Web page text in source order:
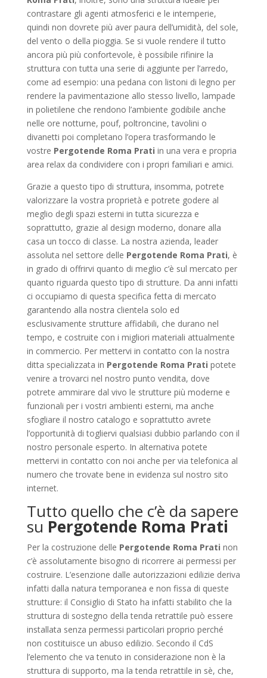
contrastare gli agenti atmosferici e le intemperie,
quindi non dovrete più aver paura dell’umidità, del sole,
del vento o della pioggia. Se si vuole rendere il tutto
ancora più più confortevole, è possibile rifinire la
struttura con tutta una serie di aggiunte per l’arredo,
come ad esempio: una pedana con listoni di legno per
rendere la pavimentazione allo stesso livello, lampade
in polietilene che rendono l’ambiente godibile anche
nelle ore notturne, pouf, poltroncine, tavolini o
divanetti poi completano l’opera trasformando le
vostre Pergotende Roma Prati in una vera e propria
area relax da condividere con i propri familiari e amici.
Grazie a questo tipo di struttura, insomma, potrete
valorizzare la vostra proprietà e potrete godere al
meglio degli spazi esterni in tutta sicurezza e
soprattutto, grazie al design moderno, donare alla
casa un tocco di classe. La nostra azienda, leader
assoluta nel settore delle Pergotende Roma Prati, è
in grado di offrirvi quanto di meglio c’è sul mercato per
quanto riguarda questo tipo di strutture. Da anni infatti
ci occupiamo di questa specifica fetta di mercato
garantendo alla nostra clientela solo ed
esclusivamente strutture affidabili, che durano nel
tempo, e costruite con i migliori materiali attualmente
in commercio. Per mettervi in contatto con la nostra
ditta specializzata in Pergotende Roma Prati potete
venire a trovarci nel nostro punto vendita, dove
potrete ammirare dal vivo le strutture più moderne e
funzionali per i vostri ambienti esterni, ma anche
sfogliare il nostro catalogo e soprattutto avrete
l’opportunità di togliervi qualsiasi dubbio parlando con il
nostro personale esperto. In alternativa potete
mettervi in contatto con noi anche per via telefonica al
numero che trovate bene in evidenza sul nostro sito
internet.
Tutto quello che c’è da sapere
su Pergotende Roma Prati
Per la costruzione delle Pergotende Roma Prati non
c’è assolutamente bisogno di ricorrere ai permessi per
costruire. L’esenzione dalle autorizzazioni edilizie deriva
infatti dalla natura temporanea e non fissa di queste
strutture: il Consiglio di Stato ha infatti stabilito che la
struttura di sostegno della tenda retrattile può essere
installata senza permessi particolari proprio perché
non costituisce un abuso edilizio. Secondo il CdS
l’elemento che va tenuto in considerazione non è la
struttura di supporto, ma la tenda retrattile in sè, che,